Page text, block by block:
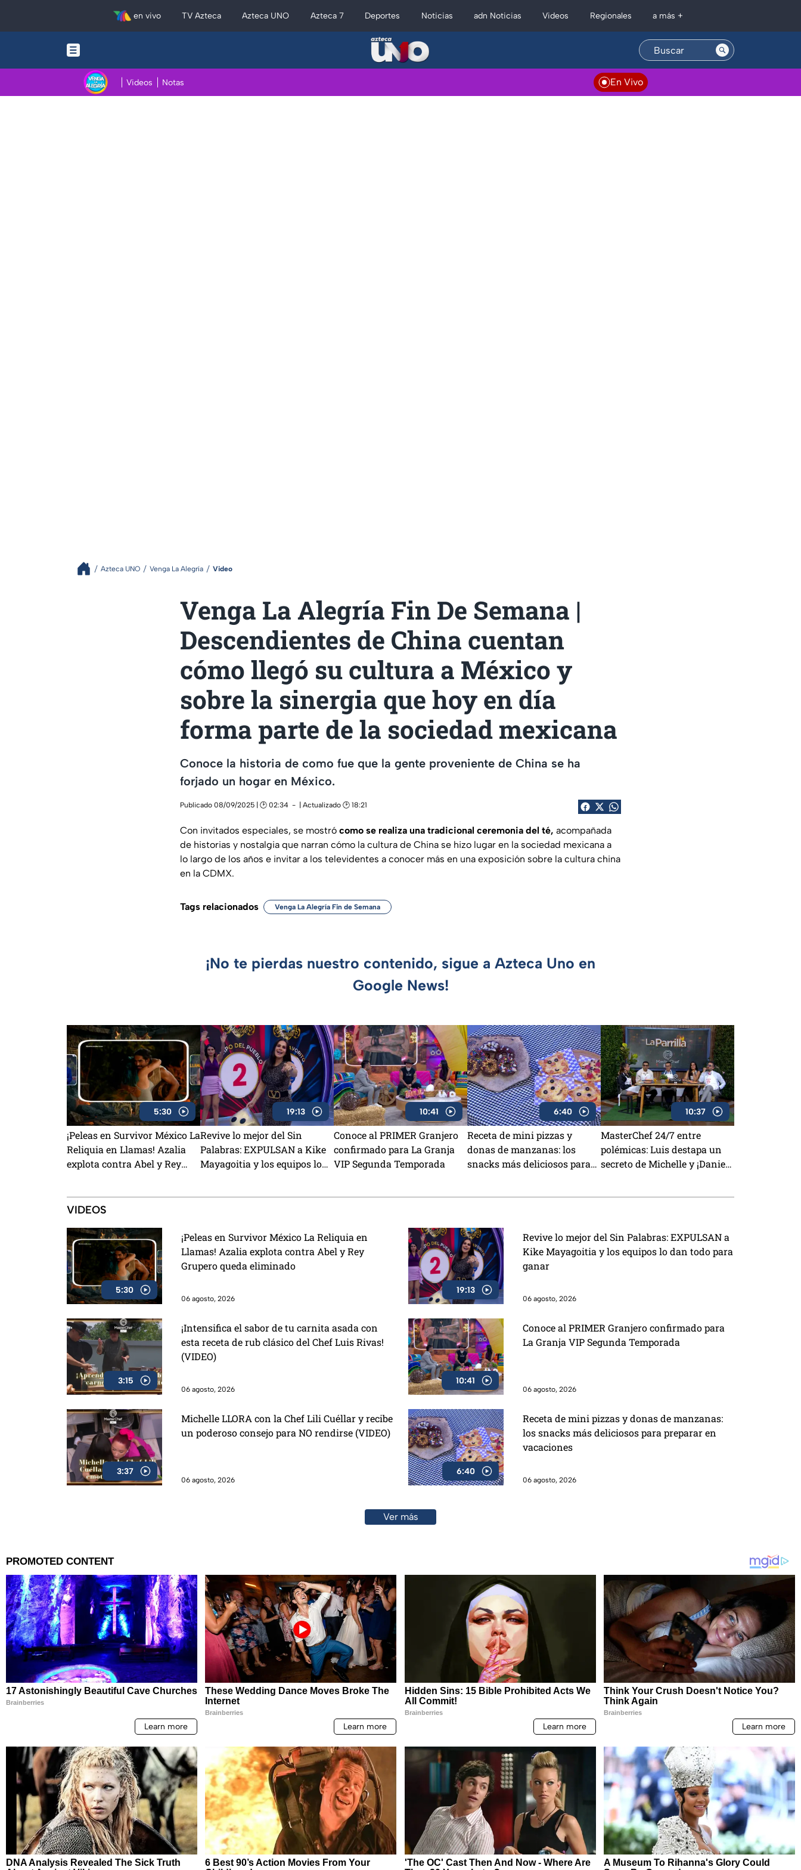
en vivo TV Azteca Azteca UNO Azteca 7 Deportes Noticias adn Noticias Videos Regionales a más +
Videos Notas En Vivo
Azteca UNO Venga La Alegría Video
Venga La Alegría Fin De Semana |
Descendientes de China cuentan
cómo llegó su cultura a México y
sobre la sinergia que hoy en día
forma parte de la sociedad mexicana
Conoce la historia de como fue que la gente proveniente de China se ha
forjado un hogar en México.
Publicado 08/09/2025 | 🕑 02:34 | Actualizado 🕑 18:21
Con invitados especiales, se mostró como se realiza una tradicional ceremonia del té, acompañada
de historias y nostalgia que narran cómo la cultura de China se hizo lugar en la sociedad mexicana a
lo largo de los años e invitar a los televidentes a conocer más en una exposición sobre la cultura china
en la CDMX.
Tags relacionados Venga La Alegría Fin de Semana
¡No te pierdas nuestro contenido, sigue a Azteca Uno en
Google News!
5:30
¡Peleas en Survivor México La
Reliquia en Llamas! Azalia
explota contra Abel y Rey
19:13
Revive lo mejor del Sin
Palabras: EXPULSAN a Kike
Mayagoitia y los equipos lo
10:41
Conoce al PRIMER Granjero
confirmado para La Granja
VIP Segunda Temporada
6:40
Receta de mini pizzas y
donas de manzanas: los
snacks más deliciosos para
10:37
MasterChef 24/7 entre
polémicas: Luis destapa un
secreto de Michelle y ¡Daniela
VIDEOS
5:30
¡Peleas en Survivor México La Reliquia en
Llamas! Azalia explota contra Abel y Rey
Grupero queda eliminado
06 agosto, 2026
19:13
Revive lo mejor del Sin Palabras: EXPULSAN a
Kike Mayagoitia y los equipos lo dan todo para
ganar
06 agosto, 2026
3:15
¡Intensifica el sabor de tu carnita asada con
esta receta de rub clásico del Chef Luis Rivas!
(VIDEO)
06 agosto, 2026
10:41
Conoce al PRIMER Granjero confirmado para
La Granja VIP Segunda Temporada
06 agosto, 2026
3:37
Michelle LLORA con la Chef Lili Cuéllar y recibe
un poderoso consejo para NO rendirse (VIDEO)
06 agosto, 2026
6:40
Receta de mini pizzas y donas de manzanas:
los snacks más deliciosos para preparar en
vacaciones
06 agosto, 2026
Ver más